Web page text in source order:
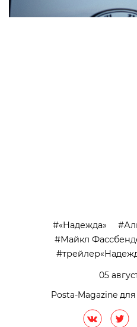
«Надежда»
Майкл
05
Posta-Magazine